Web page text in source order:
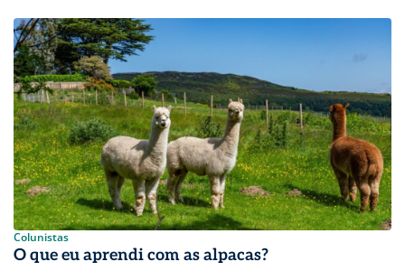
Colunistas
O que eu aprendi com as alpacas?